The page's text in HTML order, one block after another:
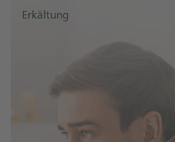
Erkältung